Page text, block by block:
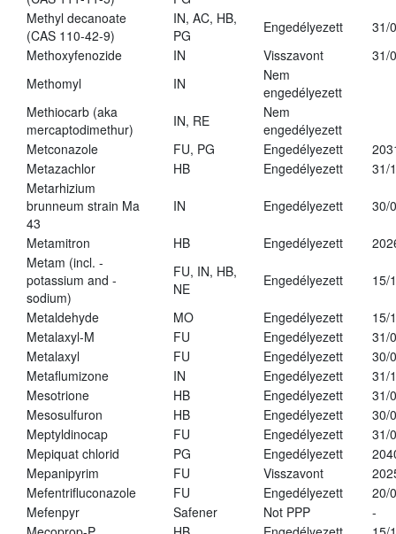
Methyl decanoate
(CAS 110-42-9)
IN, AC, HB,
PG
Engedélyezett
31/
Methoxyfenozide
IN Visszavont
31/
Methomyl
IN
Nem
engedélyezett
Methiocarb (aka
mercaptodimethur)
IN, RE
Nem
engedélyezett
Metconazole
FU, PG Engedélyezett
Metazachlor
HB Engedélyezett
31/
Metarhizium
brunneum strain Ma
43
IN Engedélyezett 30/
Metamitron HB Engedélyezett
Metam (incl. -
potassium and -
sodium)
FU, IN, HB,
NE
Engedélyezett 15/
Metaldehyde MO Engedélyezett
15/
Metalaxyl-M
FU Engedélyezett
31/
Metalaxyl
FU Engedélyezett
30/
Metaflumizone
IN Engedélyezett
31/
Mesotrione
HB Engedélyezett
31/
Mesosulfuron
HB Engedélyezett
30/
Meptyldinocap
FU Engedélyezett
31/
Mepiquat chlorid
PG Engedélyezett
Mepanipyrim
FU Visszavont
Mefentrifluconazole
FU Engedélyezett
20/
Mefenpyr
Safener Not PPP
-